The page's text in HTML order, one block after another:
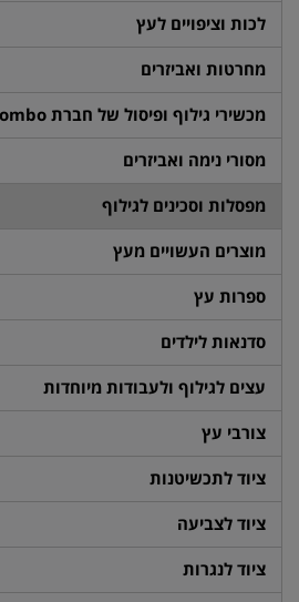
לכות וציפויים לעץ
מחרטות ואביזרים
מכשירי גילוף ופיסול של חברת Combo-מרוסיה
מסורי נימה ואביזרים
מפסלות וסכינים לגילוף
מוצרים העשויים מעץ
ספרות עץ
סדנאות לילדים
עצים לגילוף ולעבודות מיוחדות
צורבי עץ
ציוד לתכשיטנות
ציוד לצביעה
ציוד לנגרות